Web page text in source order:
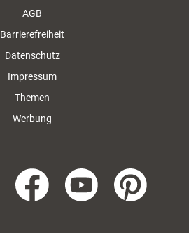
AGB
Barrierefreiheit
Datenschutz
Impressum
Themen
Werbung